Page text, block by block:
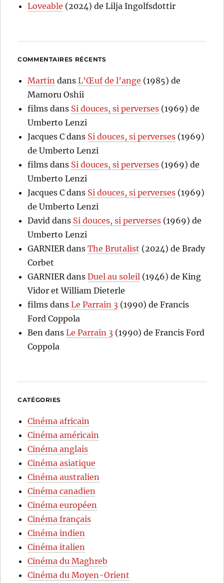
Loveable (2024) de Lilja Ingolfsdottir
COMMENTAIRES RÉCENTS
Martin dansL’Œuf de l’ange (1985) de
Mamoru Oshii
films dans Si douces, si perverses (1969) de
Umberto Lenzi
Jacques C dans Si douces, si perverses (1969)
de Umberto Lenzi
films dans Si douces, si perverses (1969) de
Umberto Lenzi
Jacques C dans Si douces, si perverses (1969)
de Umberto Lenzi
David dans Si douces, si perverses (1969) de
Umberto Lenzi
GARNIER dansThe Brutalist (2024) de Brady
Corbet
GARNIER dansDuel au soleil (1946) de King
Vidor et William Dieterle
films dansLe Parrain 3 (1990) de Francis
Ford Coppola
Ben dansLe Parrain 3 (1990) de Francis Ford
Coppola
CATÉGORIES
Cinéma africain
Cinéma américain
Cinéma anglais
Cinéma asiatique
Cinéma australien
Cinéma canadien
Cinéma européen
Cinéma français
Cinéma indien
Cinéma italien
Cinéma du Maghreb
Cinéma du Moyen-Orient